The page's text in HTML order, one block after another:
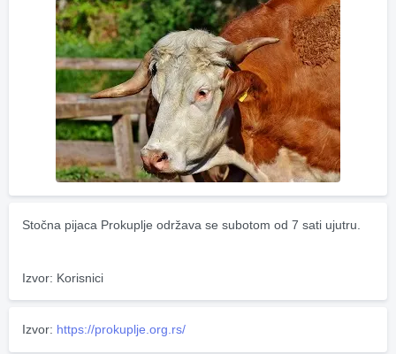
Stočna pijaca Prokuplje održava se subotom od 7 sati ujutru.
Izvor: Korisnici
Izvor: https://prokuplje.org.rs/